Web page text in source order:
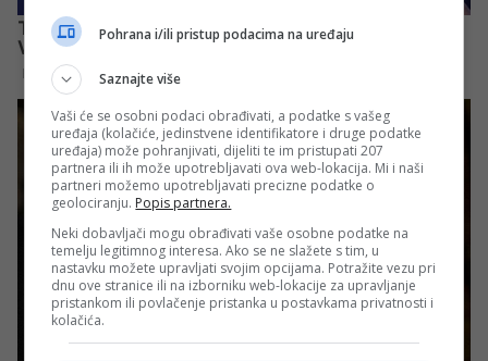
Pohrana i/ili pristup podacima na uređaju
Saznajte više
Vaši će se osobni podaci obrađivati, a podatke s vašeg
uređaja (kolačiće, jedinstvene identifikatore i druge podatke
uređaja) može pohranjivati, dijeliti te im pristupati 207
partnera ili ih može upotrebljavati ova web-lokacija. Mi i naši
partneri možemo upotrebljavati precizne podatke o
geolociranju. Popis partnera.
Neki dobavljači mogu obrađivati vaše osobne podatke na
temelju legitimnog interesa. Ako se ne slažete s tim, u
nastavku možete upravljati svojim opcijama. Potražite vezu pri
dnu ove stranice ili na izborniku web-lokacije za upravljanje
pristankom ili povlačenje pristanka u postavkama privatnosti i
kolačića.